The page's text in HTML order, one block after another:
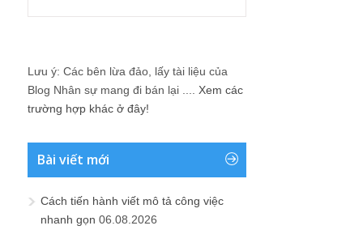
Lưu ý: Các bên lừa đảo, lấy tài liệu của
Blog Nhân sự mang đi bán lại .... Xem các
trường hợp khác ở đây!
Bài viết mới
Cách tiến hành viết mô tả công việc
nhanh gọn 06.08.2026